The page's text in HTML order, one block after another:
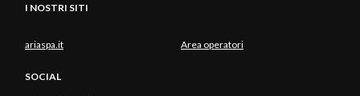
I NOSTRI SITI
ariaspa.it Area operatori
SOCIAL